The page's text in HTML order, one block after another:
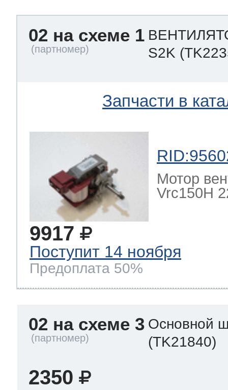
02 на схеме 1
S2K
Запчасти в
Мотор
Vrc150H
9917
Поступит 14 ноября
Предоплата 50%
02 на схеме 3 Основной
(TK21840)
2350